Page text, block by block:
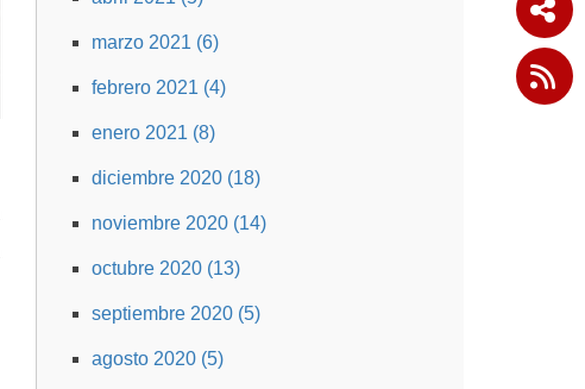
marzo 2021 (6)
febrero 2021 (4)
enero 2021 (8)
diciembre 2020 (18)
noviembre 2020 (14)
octubre 2020 (13)
septiembre 2020 (5)
agosto 2020 (5)